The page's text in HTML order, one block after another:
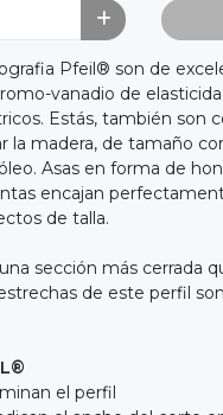
Pfeil® son de
vanadio de
Estás, también son
la madera, de tamaño
Asas en forma de
encajan
de talla.
sección más cerrada
de este perfil
el perfil